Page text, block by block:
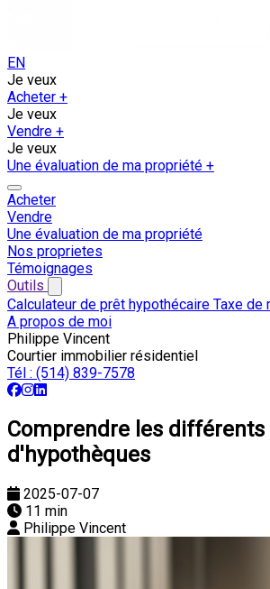
EN
Je veux
Acheter +
Je veux
Vendre +
Je veux
Une évaluation de ma propriété +
Acheter
Vendre
Une évaluation de ma propriété
Nos proprietes
Témoignages
Outils
Calculateur de prêt hypothécaire Taxe de
A propos de moi
Philippe Vincent
Courtier immobilier résidentiel
Tél : (514) 839-7578
Comprendre les différents
d'hypothèques
2025-07-07
11 min
Philippe Vincent